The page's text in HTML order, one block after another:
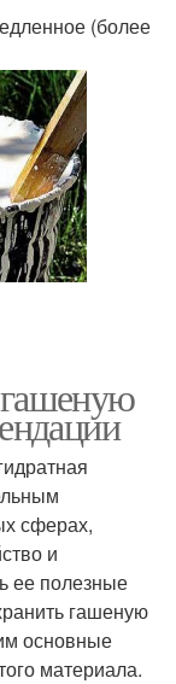
(более
сферах,
и
ее полезные
гашеную
основные
материала.